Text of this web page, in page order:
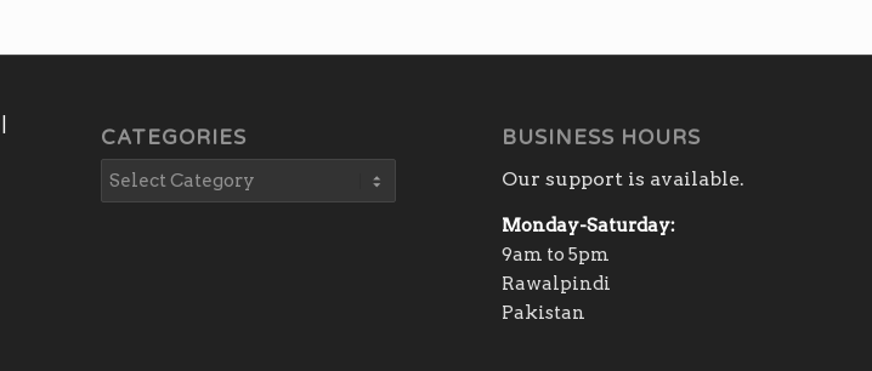
CATEGORIES BUSINESS HOURS
Our support is available.
Monday-Saturday:
9am to 5pm
Rawalpindi
Pakistan